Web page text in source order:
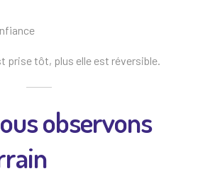
prise tôt, plus elle est réversible.
observons